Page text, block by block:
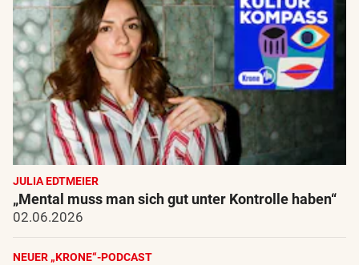
JULIA EDTMEIER
„Mental muss man sich gut unter Kontrolle haben“
02.06.2026
NEUER „KRONE“-PODCAST